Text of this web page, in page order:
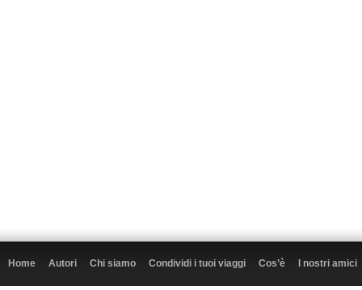
Home Autori Chi siamo Condividi i tuoi viaggi Cos’è I nostri amici